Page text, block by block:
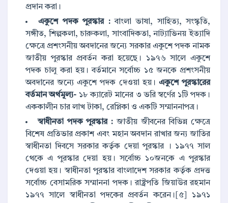
প্রদান করা।
একুশে পদক পুরস্কার :বাংলা ভাষা, সাহিত্য, সংস্কৃতি,
সঙ্গীত, শিল্পকলা, চারুকলা, সাংবাদিকতা, নাট্যাভিনয় ইত্যাদি
ক্ষেত্রে প্রশংসনীয় অবদানের জন্যে সরকার একুশে পদক নামক
জাতীয় পুরস্কার প্রবর্তন করা হয়েছে। ১৯৭৬ সালে একুশে
পদক চালু করা হয়। বর্তমানে সর্বোচ্চ ১৫ জনকে প্রশংসনীয়
অবদানের জন্যে একুশে পদক দেওয়া হয়। একুশে পুরস্কারের
বর্তমান অর্থমূল্য- ১৮ ক্যারেট মানের ৩ ভরি স্বর্ণের ১টি পদক।
এককালীন চার লাখ টাকা, রেপ্লিকা ও একটি সম্মাননাপত্র।
স্বাধীনতা পদক পুরস্কার : জাতীয় জীবনের বিভিন্ন ক্ষেত্রে
বিশেষ প্রতিভার প্রকাশ এবং মহান অবদান রাখার জন্য জাতির
স্বাধীনতা দিবসে সরকার কর্তৃক দেয়া পুরস্কার । ১৯৭৭ সাল
থেকে এ পুরস্কার দেয়া হয়। সর্বোচ্চ ১০জনকে এ পুরস্কার
দেওয়া হয়। স্বাধীনতা পুরস্কার বাংলাদেশ সরকার কর্তৃক প্রদত্ত
সর্বোচ্চ বেসামরিক সম্মাননা পদক। রাষ্ট্রপতি জিয়াউর রহমান
১৯৭৭ সালে স্বাধীনতা পদকের প্রবর্তন করেন।[৫] ১৯৭১